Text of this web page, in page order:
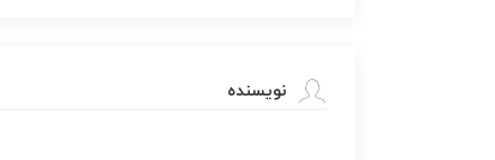
نویسنده